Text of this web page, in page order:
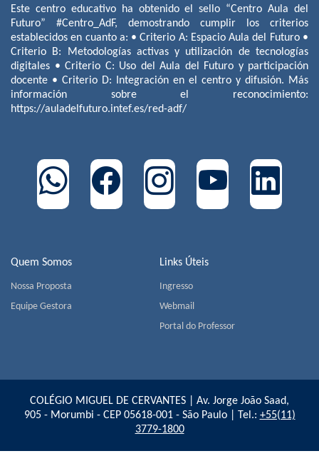
Quem Somos
Nossa Proposta
Equipe Gestora
Links Úteis
Ingresso
Webmail
Portal do Professor
Este centro educativo ha obtenido el sello “Centro Aula del
Futuro” #Centro_AdF, demostrando cumplir los criterios
establecidos en cuanto a: • Criterio A: Espacio Aula del Futuro •
Criterio B: Metodologías activas y utilización de tecnologías
digitales • Criterio C: Uso del Aula del Futuro y participación
docente • Criterio D: Integración en el centro y difusión. Más
información sobre el reconocimiento:
https://auladelfuturo.intef.es/red-adf/
COLÉGIO MIGUEL DE CERVANTES | Av. Jorge João Saad,
905 - Morumbi - CEP 05618-001 - São Paulo | Tel.: +55(11)
3779-1800